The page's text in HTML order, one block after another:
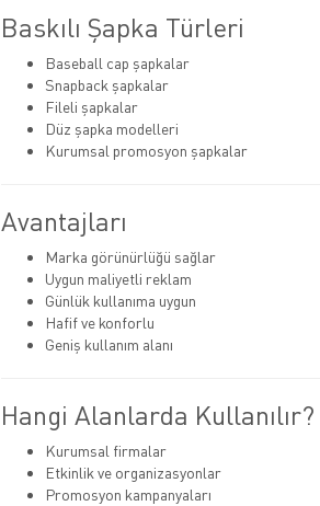
Baskılı Şapka Türleri
Baseball cap şapkalar
Snapback şapkalar
Fileli şapkalar
Düz şapka modelleri
Kurumsal promosyon şapkalar
Avantajları
Marka görünürlüğü sağlar
Uygun maliyetli reklam
Günlük kullanıma uygun
Hafif ve konforlu
Geniş kullanım alanı
Hangi Alanlarda Kullanılır?
Kurumsal firmalar
Etkinlik ve organizasyonlar
Promosyon kampanyaları